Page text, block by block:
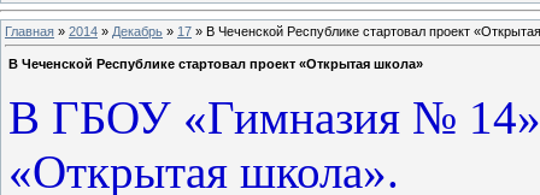
Главная » 2014 » Декабрь » 17 » В Чеченской Республике стартовал проект
В Чеченской Республике стартовал проект «Открытая школа»
В ГБОУ «Гимназия № 14»
«Открытая школа».